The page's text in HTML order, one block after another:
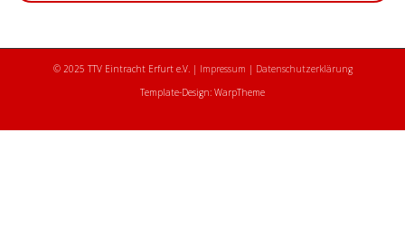
© 2025 TTV Eintracht Erfurt e.V. | Impressum | Datenschutzerklärung
Template-Design: WarpTheme